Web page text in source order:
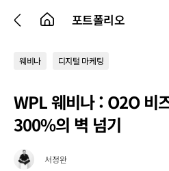
포트폴리오
웨비나 디지털 마케팅
WPL 웨비나 : O2O 비
300%의 벽 넘기
서정완